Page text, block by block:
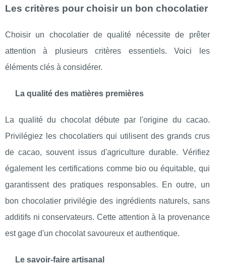
Les critères pour choisir un bon chocolatier
Choisir un chocolatier de qualité nécessite de prêter
attention à plusieurs critères essentiels. Voici les
éléments clés à considérer.
La qualité des matières premières
La qualité du chocolat débute par l'origine du cacao.
Privilégiez les chocolatiers qui utilisent des grands crus
de cacao, souvent issus d'agriculture durable. Vérifiez
également les certifications comme bio ou équitable, qui
garantissent des pratiques responsables. En outre, un
bon chocolatier privilégie des ingrédients naturels, sans
additifs ni conservateurs. Cette attention à la provenance
est gage d'un chocolat savoureux et authentique.
Le savoir-faire artisanal